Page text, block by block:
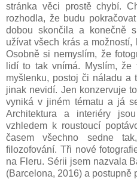
stránka věci prostě chybí.
rozhodla, že budu
dobou skončila a konečně
užívat všech krás a
Osobně si nemyslím, že
lidí to tak vnímá. Myslím, že
myšlenku, postoj či náladu a
jinak nevidí. Jen konzervuje
vyniká v jiném tématu a já
Architektura a interiéry
vzhledem k roustoucí
časem všechno sedne
filozofování. Tři nové
na Fleru. Sérii jsem nazvala
(Barcelona, 2016) a postupně